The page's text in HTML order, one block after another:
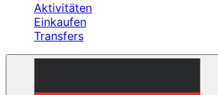
Aktivitäten
Einkaufen
Transfers